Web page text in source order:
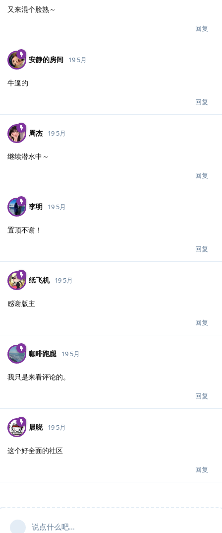
又来混个脸熟～
回复
安静的房间 19 5月
牛逼的
回复
周杰 19 5月
继续潜水中～
回复
李明 19 5月
置顶不谢！
回复
纸飞机 19 5月
感谢版主
回复
咖啡跑腿 19 5月
我只是来看评论的。
回复
晨晓 19 5月
这个好全面的社区
回复
说点什么吧...